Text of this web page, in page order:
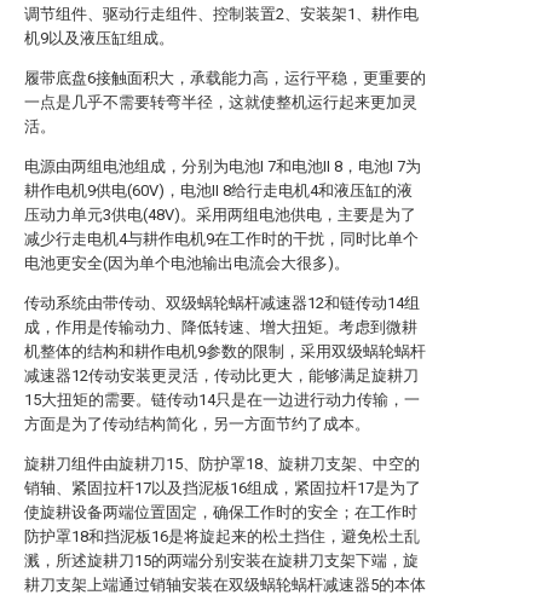
调节组件、驱动行走组件、控制装置2、安装架1、耕作电
机9以及液压缸组成。
履带底盘6接触面积大，承载能力高，运行平稳，更重要的
一点是几乎不需要转弯半径，这就使整机运行起来更加灵
活。
电源由两组电池组成，分别为电池I 7和电池II 8，电池I 7为
耕作电机9供电(60V)，电池II 8给行走电机4和液压缸的液
压动力单元3供电(48V)。采用两组电池供电，主要是为了
减少行走电机4与耕作电机9在工作时的干扰，同时比单个
电池更安全(因为单个电池输出电流会大很多)。
传动系统由带传动、双级蜗轮蜗杆减速器12和链传动14组
成，作用是传输动力、降低转速、增大扭矩。考虑到微耕
机整体的结构和耕作电机9参数的限制，采用双级蜗轮蜗杆
减速器12传动安装更灵活，传动比更大，能够满足旋耕刀
15大扭矩的需要。链传动14只是在一边进行动力传输，一
方面是为了传动结构简化，另一方面节约了成本。
旋耕刀组件由旋耕刀15、防护罩18、旋耕刀支架、中空的
销轴、紧固拉杆17以及挡泥板16组成，紧固拉杆17是为了
使旋耕设备两端位置固定，确保工作时的安全；在工作时
防护罩18和挡泥板16是将旋起来的松土挡住，避免松土乱
溅，所述旋耕刀15的两端分别安装在旋耕刀支架下端，旋
耕刀支架上端通过销轴安装在双级蜗轮蜗杆减速器5的本体